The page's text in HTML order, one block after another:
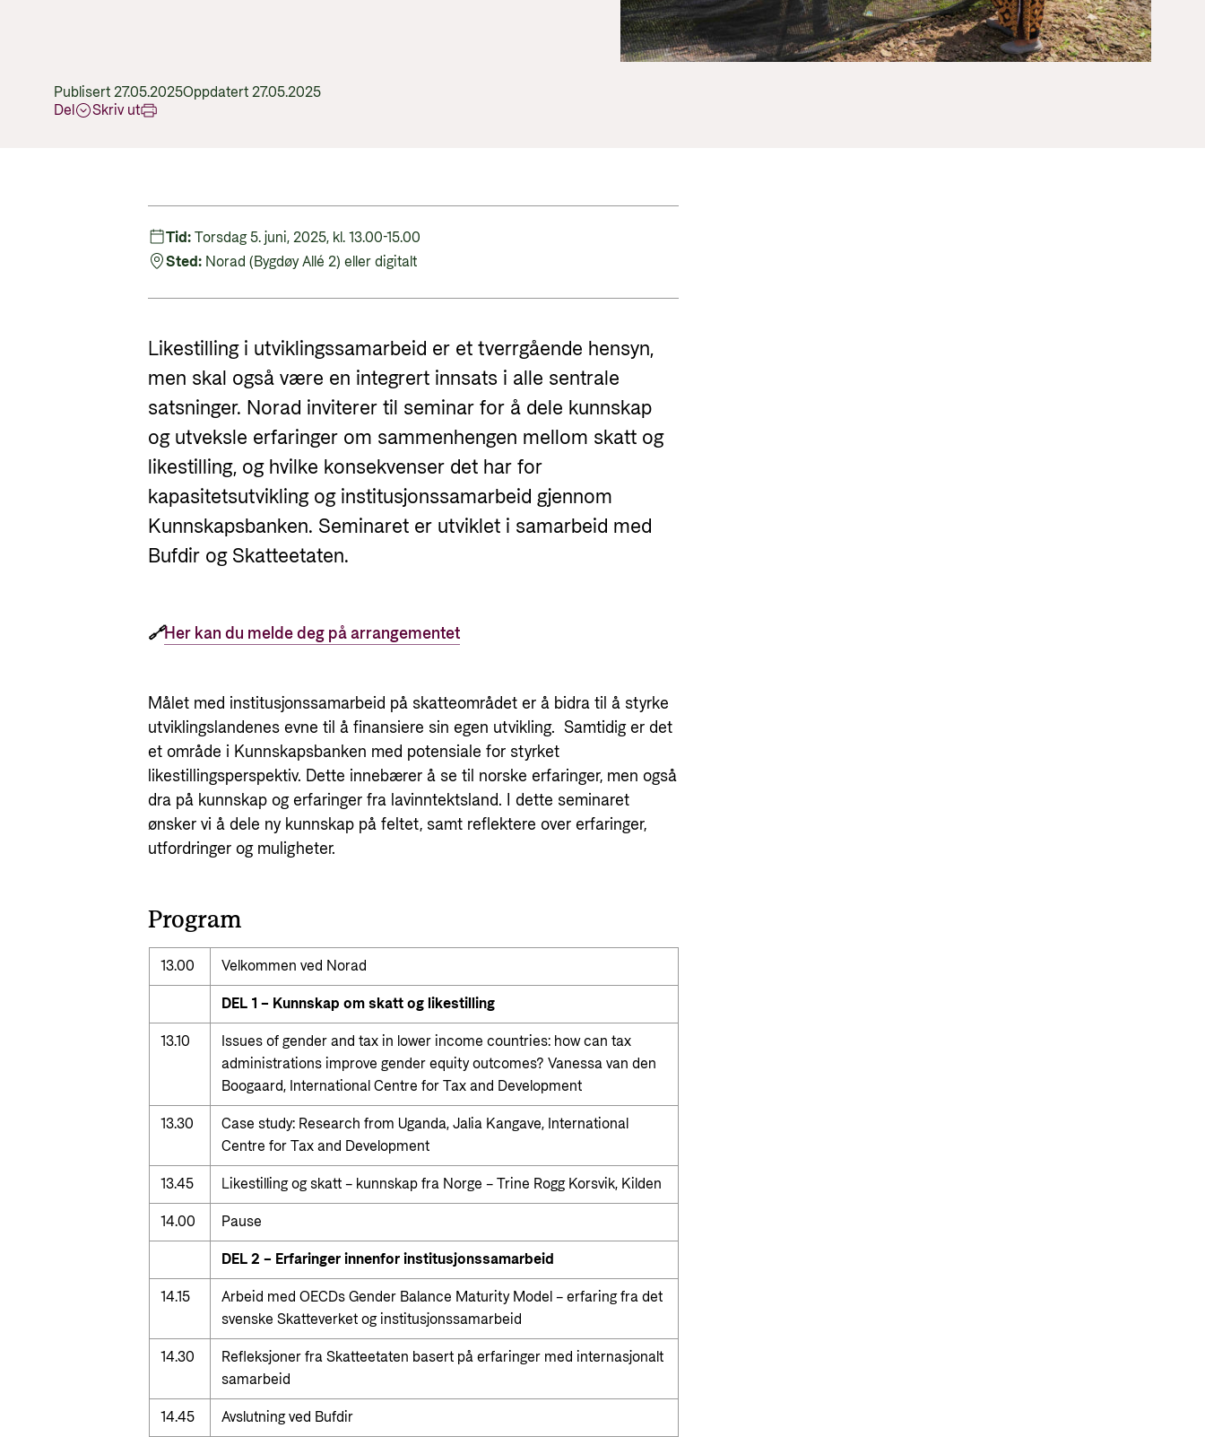
Styresett og økonomisk utvikling
Publisert 27.05.2025Oppdatert 27.05.2025
Del
Skriv ut
Tid:Torsdag 5. juni, 2025, kl. 13.00-15.00
Sted: Norad (Bygdøy Allé 2) eller digitalt
Likestilling i utviklingssamarbeid er et tverrgående hensyn,
men skal også være en integrert innsats i alle sentrale
satsninger. Norad inviterer til seminar for å dele kunnskap
og utveksle erfaringer om sammenhengen mellom skatt og
likestilling, og hvilke konsekvenser det har for
kapasitetsutvikling og institusjonssamarbeid gjennom
Kunnskapsbanken. Seminaret er utviklet i samarbeid med
Bufdir og Skatteetaten.
🔗Her kan du melde deg på arrangementet
Målet med institusjonssamarbeid på skatteområdet er å bidra til å styrke
utviklingslandenes evne til å finansiere sin egen utvikling. Samtidig er det
et område i Kunnskapsbanken med potensiale for styrket
likestillingsperspektiv. Dette innebærer å se til norske erfaringer, men også
dra på kunnskap og erfaringer fra lavinntektsland. I dette seminaret
ønsker vi å dele ny kunnskap på feltet, samt reflektere over erfaringer,
utfordringer og muligheter.
Program
13.00
Velkommen ved Norad
DEL 1 – Kunnskap om skatt og likestilling
13.10
Issues of gender and tax in lower income countries: how can tax
administrations improve gender equity outcomes? Vanessa van den
Boogaard, International Centre for Tax and Development
13.30
Case study: Research from Uganda, Jalia Kangave, International
Centre for Tax and Development
13.45
Likestilling og skatt – kunnskap fra Norge – Trine Rogg Korsvik, Kilden
14.00
Pause
DEL 2 – Erfaringer innenfor institusjonssamarbeid
14.15
Arbeid med OECDs Gender Balance Maturity Model – erfaring fra det
svenske Skatteverket og institusjonssamarbeid
14.30
Refleksjoner fra Skatteetaten basert på erfaringer med internasjonalt
samarbeid
14.45
Avslutning ved Bufdir